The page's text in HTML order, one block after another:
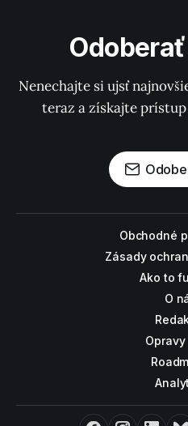
Nenechajte si ujsť
teraz a získajte
Obchodné
Zásady
Ako to
O